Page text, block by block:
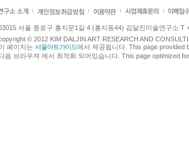
서울 종로구 홍지문1길 4 (홍지동44) 김달진미술연구소 T
© 2012 KIM DALJIN ART RESEARCH AND
페이지는 서울아트가이드에서 제공됩니다. This page provided
음 브라우져 에서 최적화 되어있습니다. This page optimized